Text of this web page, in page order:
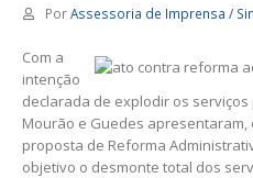
PorAssessoria de Imprensa /
Com a
intenção
declarada de explodir os
Mourão e Guedes apresentaram,
proposta de Reforma
objetivo o desmonte total dos